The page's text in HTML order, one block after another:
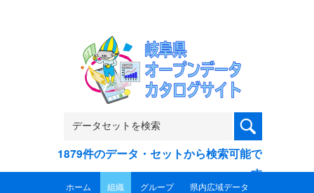
1879件のデータ・セットから検索可能で
す
ホーム 組織 グループ 県内広域データ